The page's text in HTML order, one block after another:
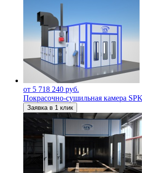
от 5 718 240 руб.
Покрасочно-сушильная камера
Заявка в 1 клик